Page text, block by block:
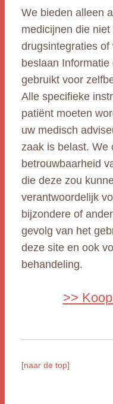
We bieden alleen
medicijnen die
drugsintegraties
beslaan
gebruikt voor
Alle specifieke
patiënt moeten
uw medisch
zaak is belast. We
betrouwbaarheid
die deze zou
verantwoordelijk
bijzondere of
gevolg van het
deze site en ook
behandeling.
>>
[naar de top]